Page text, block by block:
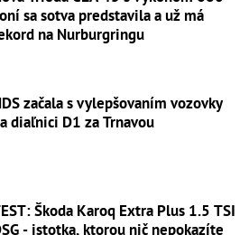
sa sotva predstavila a už má
na Nurburgringu
začala s vylepšovaním vozovky
diaľnici D1 za Trnavou
Škoda Karoq Extra Plus 1.5 TSI
- istotka, ktorou nič nepokazíte